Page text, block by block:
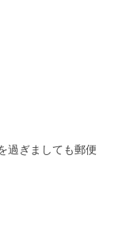
過ぎましても郵便